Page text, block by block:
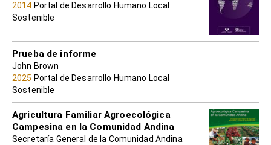
2014 Portal de Desarrollo Humano Local
Sostenible
Prueba de informe
John Brown
2025 Portal de Desarrollo Humano Local
Sostenible
Agricultura Familiar Agroecológica
Campesina en la Comunidad Andina
Secretaría General de la Comunidad Andina